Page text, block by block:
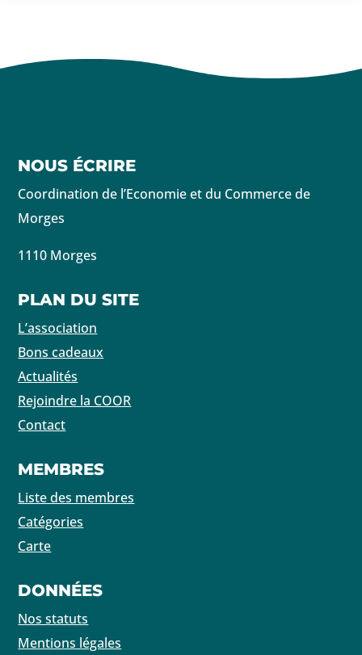
NOUS ÉCRIRE
Coordination de l’Economie et du Commerce de
Morges
1110 Morges
PLAN DU SITE
L’association
Bons cadeaux
Actualités
Rejoindre la COOR
Contact
MEMBRES
Liste des membres
Catégories
Carte
DONNÉES
Nos statuts
Mentions légales